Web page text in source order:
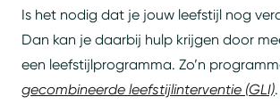
Is het nodig dat je jouw leefstijl nog
Dan kan je daarbij hulp krijgen door
een leefstijlprogramma. Zo’n
gecombineerde leefstijlinterventie (GLI)